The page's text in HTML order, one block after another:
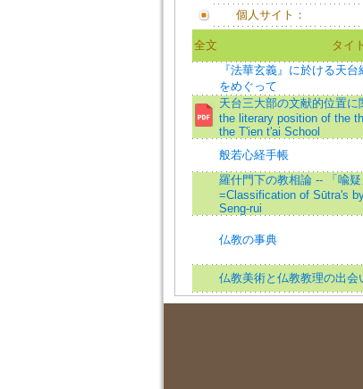
個人サイト：
全文 タイ
『法華玄義』に於ける天
をめぐって
天台三大部の文献的位置
the literary position of the
the T'ien t'ai School
般若心経手帳
羅什門下の教相論 -- 「喩
=Classification of Sūtra's
Seng-rui
仏教の事典
仏教美術と仏教教理の出会